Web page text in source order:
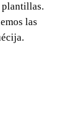
plantillas.
las